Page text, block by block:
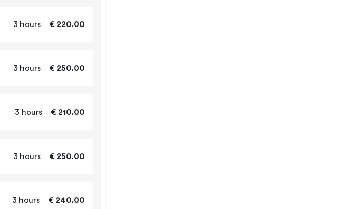
3 hours € 220.00
3 hours € 250.00
3 hours € 210.00
3 hours € 250.00
3 hours € 240.00